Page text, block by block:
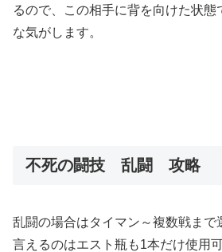
るので、この相手に背を向けた状
な気がします。
不死の闘技 乱闘 攻略
乱闘の場合はタイマン～複数戦まで
言えるのはエスト瓶も1本だけ使用